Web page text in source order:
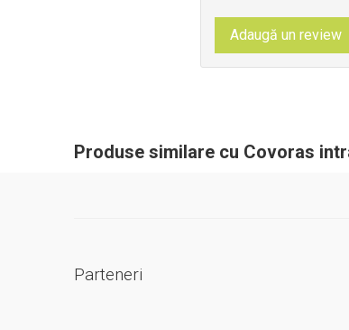
Adaugă un review
Produse similare cu Covoras
Parteneri